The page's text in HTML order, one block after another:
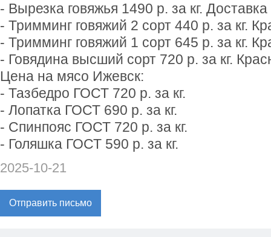
- Вырезка говяжья 1490 р. за кг.
- Тримминг говяжий 2 сорт 440 р. за кг.
- Тримминг говяжий 1 сорт 645 р. за кг.
- Говядина высший сорт 720 р. за кг.
Цена на мясо Ижевск:
- Тазбедро ГОСТ 720 р. за кг.
- Лопатка ГОСТ 690 р. за кг.
- Спинпояс ГОСТ 720 р. за кг.
- Голяшка ГОСТ 590 р. за кг.
2025-10-21
Отправить письмо